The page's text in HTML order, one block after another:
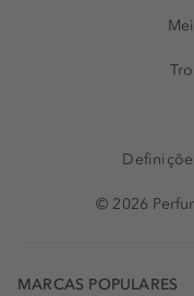
© 2026
MARCAS POPULARES